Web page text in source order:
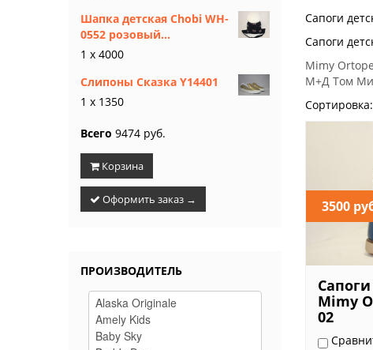
Сапоги
Сапоги
Mimy
М+Д Том
Сортировка:
3500
Mimy
02
Шапка детская Chobi WH-
0552 розовый...
1 x 4000
Слипоны Сказка Y14401
1 x 1350
Всего 9474 руб.
Корзина
Оформить заказ →
ПРОИЗВОДИТЕЛЬ